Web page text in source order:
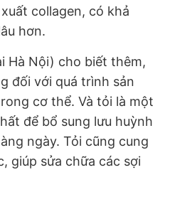
collagen, có khả
hơn.
Hà Nội) cho biết thêm,
đối với quá trình sản
cơ thể. Và tỏi là một
để bổ sung lưu huỳnh
ngày. Tỏi cũng cung
giúp sửa chữa các sợi